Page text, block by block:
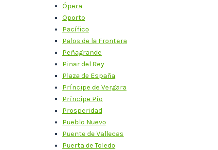
Ópera
Oporto
Pacífico
Palos de la Frontera
Peñagrande
Pinar del Rey
Plaza de España
Príncipe de Vergara
Príncipe Pío
Prosperidad
Pueblo Nuevo
Puente de Vallecas
Puerta de Toledo